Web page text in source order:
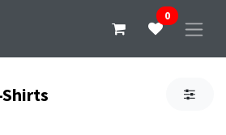
0